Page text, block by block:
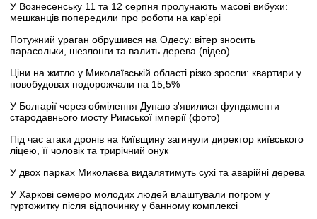
У Вознесенську 11 та 12 серпня пролунають масові вибухи:
мешканців попередили про роботи на кар'єрі
Потужний ураган обрушився на Одесу: вітер зносить
парасольки, шезлонги та валить дерева (відео)
Ціни на житло у Миколаївській області різко зросли: квартири у
новобудовах подорожчали на 15,5%
У Болгарії через обмілення Дунаю з'явилися фундаменти
стародавнього мосту Римської імперії (фото)
Під час атаки дронів на Київщину загинули директор київського
ліцею, її чоловік та трирічний онук
У двох парках Миколаєва видалятимуть сухі та аварійні дерева
У Харкові семеро молодих людей влаштували погром у
гуртожитку після відпочинку у банному комплексі